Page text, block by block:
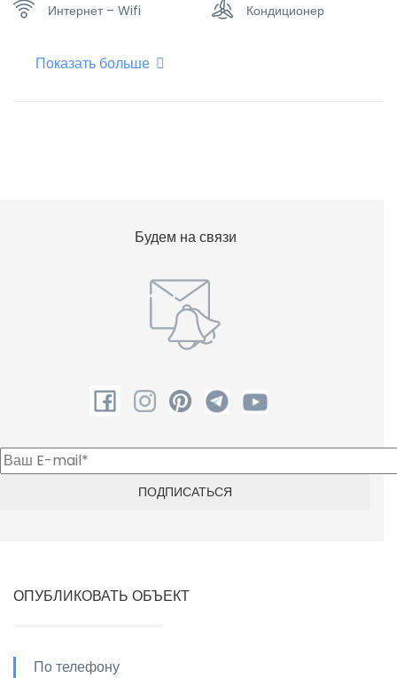
Интернет – Wifi Кондиционер
Кухня
Показать больше
Будем на связи
ОПУБЛИКОВАТЬ ОБЪЕКТ
По телефону